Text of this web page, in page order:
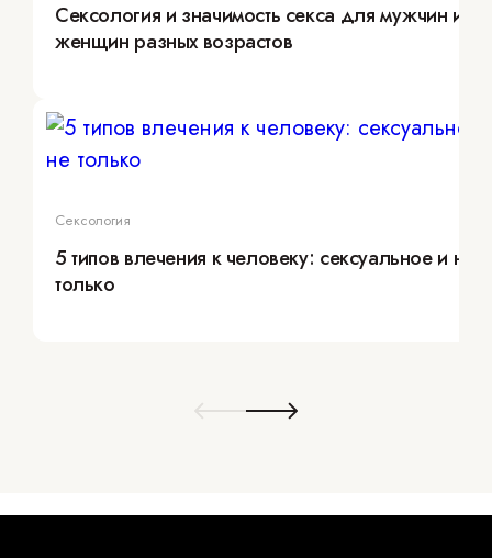
Сексология и значимость секса для мужчин и
женщин разных возрастов
Сексология
5 типов влечения к человеку: сексуальное и не
только